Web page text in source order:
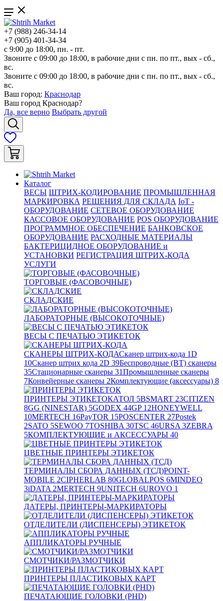
+7 (988) 246-34-14
+7 (905) 401-34-34
с 9:00 до 18:00, пн. - пт.
Звоните с 09:00 до 18:00, в рабочие дни с пн. по пт., вых - сб.,
вс.
Звоните с 09:00 до 18:00, в рабочие дни с пн. по пт., вых - сб.,
вс.
Ваш город: Краснодар
Ваш город Краснодар?
Да, все верно Выбрать другой
Каталог
ВЕСЫ ШТРИХ-КОДИРОВАНИЕ ПРОМЫШЛЕННАЯ
МАРКИРОВКА РЕШЕНИЯ ДЛЯ СКЛАДА IoT -
ОБОРУДОВАНИЕ СЕТЕВОЕ ОБОРУДОВАНИЕ
КАССОВОЕ ОБОРУДОВАНИЕ POS ОБОРУДОВАНИЕ
ПРОГРАММНОЕ ОБЕСПЕЧЕНИЕ БАНКОВСКОЕ
ОБОРУДОВАНИЕ РАСХОДНЫЕ МАТЕРИАЛЫ
БАКТЕРИЦИДНОЕ ОБОРУДОВАНИЕ и
УСТАНОВКИ РЕГИСТРАЦИЯ ШТРИХ-КОДА
УСЛУГИ
ТОРГОВЫЕ (ФАСОВОЧНЫЕ)
СКЛАДСКИЕ
ЛАБОРАТОРНЫЕ (ВЫСОКОТОЧНЫЕ)
ВЕСЫ С ПЕЧАТЬЮ ЭТИКЕТОК
СКАНЕРЫ ШТРИХ-КОДАСканер штрих-кода 1D
10Сканер штрих кода 2D 39Беспроводные (BT) сканеры
35Стационарные сканеры 31Промышленные сканеры
7Конвейерные сканеры 2Комплектующие (аксессуары) 8
ПРИНТЕРЫ ЭТИКЕТОКАТОЛ 5BSMART 23CITIZEN
8GG (NINESTAR) 5GODEX 44GP12HONEYWELL
10MERTECH 16PayTOR 15POSCENTER 27Postek
2SATO 5SEWOO 7TOSHIBA 30TSC 46URSA 3ZEBRA
5КОМПЛЕКТУЮЩИЕ и АКСЕССУАРЫ 40
ЦВЕТНЫЕ ПРИНТЕРЫ ЭТИКЕТОК
ТЕРМИНАЛЫ СБОРА ДАННЫХ (ТСД)POINT-
MOBILE 2CIPHERLAB 80GLOBALPOS 6MINDEO
3iDATA 2MERTECH 9UNITECH 6UROVO 1
ДАТЕРЫ, ПРИНТЕРЫ-МАРКИРАТОРЫ
ОТДЕЛИТЕЛИ (ДИСПЕНСЕРЫ) ЭТИКЕТОК
АППЛИКАТОРЫ РУЧНЫЕ
СМОТЧИКИ/РАЗМОТЧИКИ
ПРИНТЕРЫ ПЛАСТИКОВЫХ КАРТ
ПЕЧАТАЮЩИЕ ГОЛОВКИ (PHD)